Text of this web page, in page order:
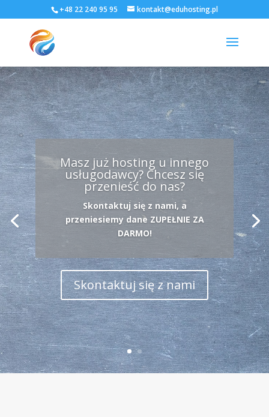
+48 22 240 95 95 kontakt@eduhosting.pl
Masz już hosting u innego
usługodawcy? Chcesz się
przenieść do nas?
Skontaktuj się z nami, a
przeniesiemy dane ZUPEŁNIE ZA
DARMO!
Skontaktuj się z nami